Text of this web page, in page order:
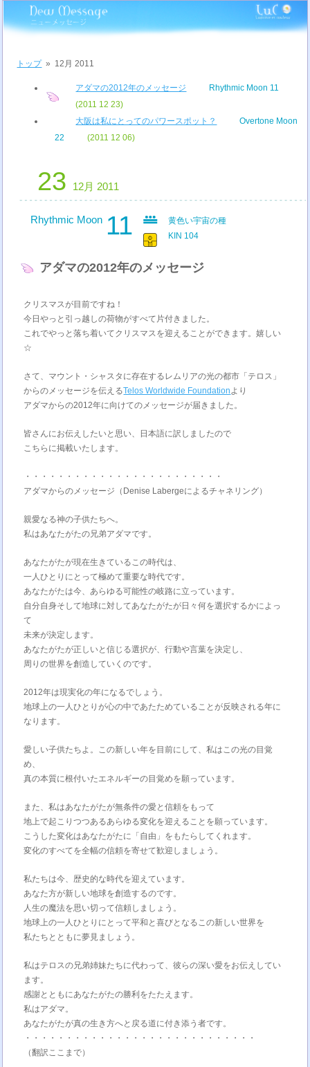
トップ» 12月 2011
アダマの2012年のメッセージ
Rhythmic Moon 11
(2011 12 23)
大阪は私にとってのパワースポット？
Overtone Moon
22
(2011 12 06)
23 12月 2011
Rhythmic Moon 11
黄色い宇宙の種
KIN 104
アダマの2012年のメッセージ
クリスマスが目前ですね！
今日やっと引っ越しの荷物がすべて片付きました。
これでやっと落ち着いてクリスマスを迎えることができます。嬉しい
☆
さて、マウント・シャスタに存在するレムリアの光の都市「テロス」
からのメッセージを伝えるTelos Worldwide Foundationより
アダマからの2012年に向けてのメッセージが届きました。
皆さんにお伝えしたいと思い、日本語に訳しましたので
こちらに掲載いたします。
・・・・・・・・・・・・・・・・・・・・・・・・
アダマからのメッセージ（Denise Labergeによるチャネリング）
親愛なる神の子供たちへ。
私はあなたがたの兄弟アダマです。
あなたがたが現在生きているこの時代は、
一人ひとりにとって極めて重要な時代です。
あなたがたは今、あらゆる可能性の岐路に立っています。
自分自身そして地球に対してあなたがたが日々何を選択するかによっ
て
未来が決定します。
あなたがたが正しいと信じる選択が、行動や言葉を決定し、
周りの世界を創造していくのです。
2012年は現実化の年になるでしょう。
地球上の一人ひとりが心の中であたためていることが反映される年に
なります。
愛しい子供たちよ。この新しい年を目前にして、私はこの光の目覚
め、
真の本質に根付いたエネルギーの目覚めを願っています。
また、私はあなたがたが無条件の愛と信頼をもって
地上で起こりつつあるあらゆる変化を迎えることを願っています。
こうした変化はあなたがたに「自由」をもたらしてくれます。
変化のすべてを全幅の信頼を寄せて歓迎しましょう。
私たちは今、歴史的な時代を迎えています。
あなた方が新しい地球を創造するのです。
人生の魔法を思い切って信頼しましょう。
地球上の一人ひとりにとって平和と喜びとなるこの新しい世界を
私たちとともに夢見ましょう。
私はテロスの兄弟姉妹たちに代わって、彼らの深い愛をお伝えしてい
ます。
感謝とともにあなたがたの勝利をたたえます。
私はアダマ。
あなたがたが真の生き方へと戻る道に付き添う者です。
・・・・・・・・・・・・・・・・・・・・・・・・・・・・
（翻訳ここまで）